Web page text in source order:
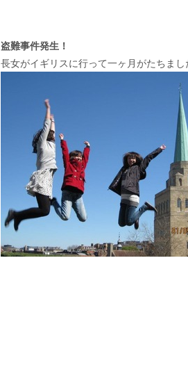
盗難事件発生！
長女がイギリスに行って一ヶ月がたちまし